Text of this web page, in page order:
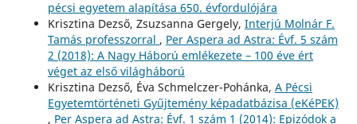
pécsi egyetem alapítása 650. évfordulójára
Krisztina Dezső, Zsuzsanna Gergely, Interjú Molnár F.
Tamás professzorral , Per Aspera ad Astra: Évf. 5 szám
2 (2018): A Nagy Háború emlékezete – 100 éve ért
véget az első világháború
Krisztina Dezső, Éva Schmelczer-Pohánka, A Pécsi
Egyetemtörténeti Gyűjtemény képadatbázisa (eKéPEK)
, Per Aspera ad Astra: Évf. 1 szám 1 (2014): Epizódok a